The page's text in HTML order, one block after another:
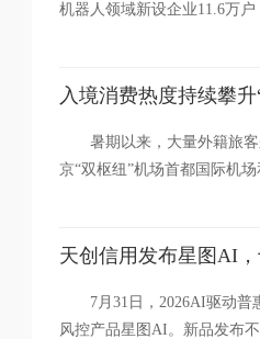
机器人领域新设企业11.6万
入境消费热度持续攀
暑期以来，大量外籍旅
京“双枢纽”机场首都国际机
天创信用发布星图AI
7月31日，2026AI驱动
风控产品星图AI。新品发布